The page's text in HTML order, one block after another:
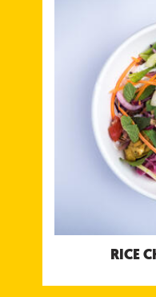
RICE
Sült csirke,
kachumber